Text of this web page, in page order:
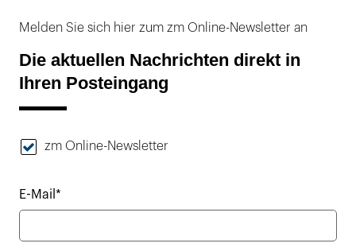
Melden Sie sich hier zum zm Online-Newsletter an
Die aktuellen Nachrichten direkt in
Ihren Posteingang
zm Online-Newsletter
E-Mail*